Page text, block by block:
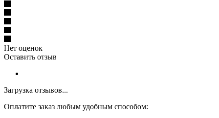
Нет оценок
Оставить отзыв
Загрузка отзывов...
Оплатите заказ любым удобным способом: